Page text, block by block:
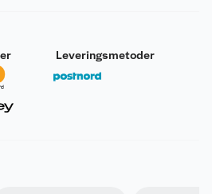
Leveringsmetoder